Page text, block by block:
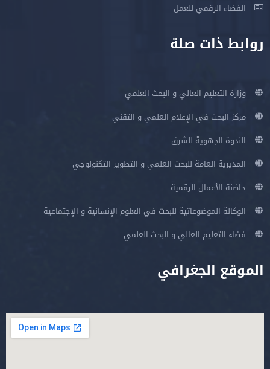
الفضاء الرقمي للعمل
روابط ذات صلة
وزارة التعليم العالي و البحث العلمي
مركز البحث في الإعلام العلمي و التقني
الندوة الجهوية للشرق
المديرية العامة للبحث العلمي و التطوير التكنولوجي
حاضنة الأعمال الرقمية
الوكالة الموضوعاتية للبحث في العلوم الإنسانية و الإجتماعية
فضاء التعليم العالي و البحث العلمي
الموقع الجغرافي